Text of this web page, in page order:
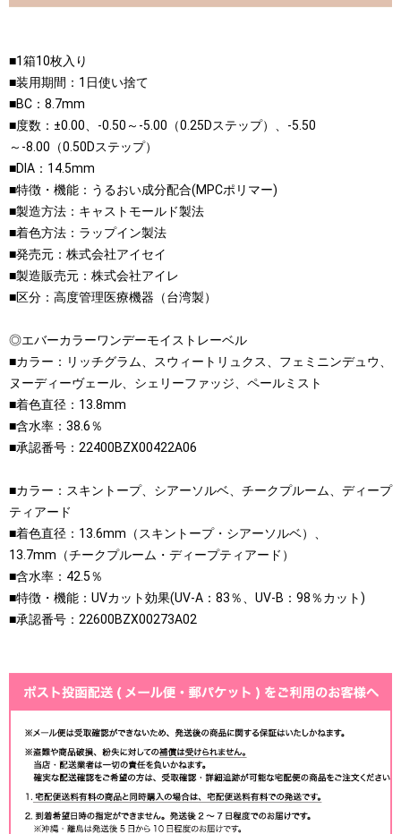
■1箱10枚入り
■装用期間：1日使い捨て
■BC：8.7mm
■度数：±0.00、-0.50～-5.00（0.25Dステップ）、-5.50
～-8.00（0.50Dステップ）
■DIA：14.5mm
■特徴・機能：うるおい成分配合(MPCポリマー)
■製造方法：キャストモールド製法
■着色方法：ラップイン製法
■発売元：株式会社アイセイ
■製造販売元：株式会社アイレ
■区分：高度管理医療機器（台湾製）
◎エバーカラーワンデーモイストレーベル
■カラー：リッチグラム、スウィートリュクス、フェミニンデュウ、
ヌーディーヴェール、シェリーファッジ、ペールミスト
■着色直径：13.8mm
■含水率：38.6％
■承認番号：22400BZX00422A06
■カラー：スキントープ、シアーソルベ、チークプルーム、ディープ
ティアード
■着色直径：13.6mm（スキントープ・シアーソルベ）、
13.7mm（チークプルーム・ディープティアード）
■含水率：42.5％
■特徴・機能：UVカット効果(UV-A：83％、UV-B：98％カット)
■承認番号：22600BZX00273A02